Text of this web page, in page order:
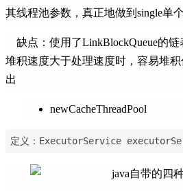
其线程池参数，真正地做到single单个
缺点：使用了LinkBlockQueue的
堆积速度大于处理速度时，容易堆
出
newCacheThreadPool
定义：ExecutorService